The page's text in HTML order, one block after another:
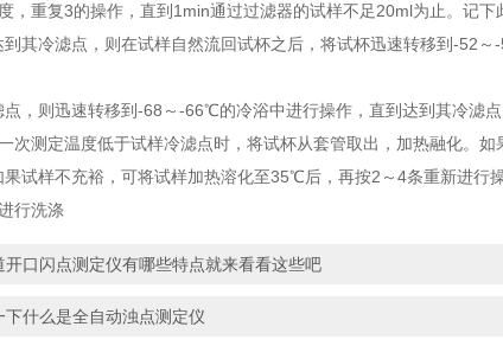
重复3的操作，直到1min通过过滤器的试样不足20ml为止。记下
其冷滤点，则在试样自然流回试杯之后，将试杯迅速转移到-52
则迅速转移到-68～-66℃的冷浴中进行操作，直到达到其冷滤点
测定温度低于试样冷滤点时，将试杯从套管取出，加热融化。如
试样不充裕，可将试样加热溶化至35℃后，再按2～4条重新进行
行洗涤
开口闪点测定仪有哪些特点就来看看这些吧
下什么是全自动浊点测定仪